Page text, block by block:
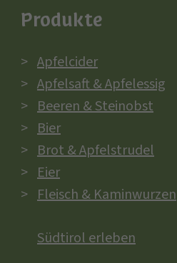
Produkte
Apfelcider
Apfelsaft & Apfelessig
Beeren & Steinobst
Bier
Brot & Apfelstrudel
Eier
Fleisch & Kaminwurzen
Südtirol erleben